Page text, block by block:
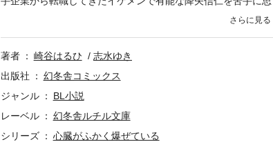
したことから親しくなる。降矢に惹かれていく齋藤は酔った
著者 崎谷はるひ
志水ゆき
出版社
幻冬舎コミックス
ジャンル
BL小説
レーベル
幻冬舎ルチル文庫
シリーズ
心臓がふかく爆ぜている